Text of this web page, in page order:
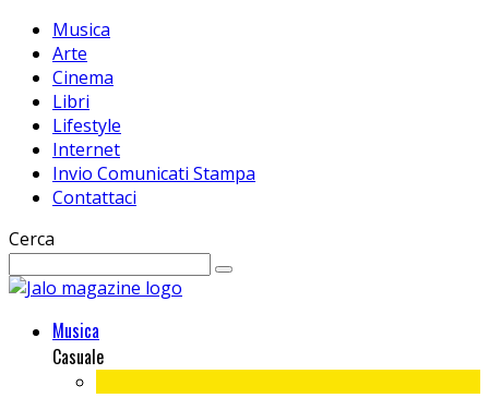
Musica
Arte
Cinema
Libri
Lifestyle
Internet
Invio Comunicati Stampa
Contattaci
Cerca
Musica
Casuale